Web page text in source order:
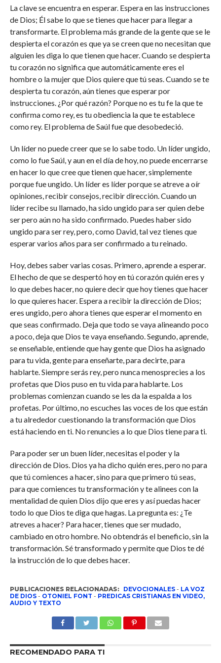
La clave se encuentra en esperar. Espera en las instrucciones
de Dios; Él sabe lo que se tienes que hacer para llegar a
transformarte. El problema más grande de la gente que se le
despierta el corazón es que ya se creen que no necesitan que
alguien les diga lo que tienen que hacer. Cuando se despierta
tu corazón no significa que automáticamente eres el
hombre o la mujer que Dios quiere que tú seas. Cuando se te
despierta tu corazón, aún tienes que esperar por
instrucciones. ¿Por qué razón? Porque no es tu fe la que te
confirma como rey, es tu obediencia la que te establece
como rey. El problema de Saúl fue que desobedeció.
Un líder no puede creer que se lo sabe todo. Un líder ungido,
como lo fue Saúl, y aun en el día de hoy, no puede encerrarse
en hacer lo que cree que tienen que hacer, simplemente
porque fue ungido. Un líder es líder porque se atreve a oír
opiniones, recibir consejos, recibir dirección. Cuando un
líder recibe su llamado, ha sido ungido para ser quien debe
ser pero aún no ha sido confirmado. Puedes haber sido
ungido para ser rey, pero, como David, tal vez tienes que
esperar varios años para ser confirmado a tu reinado.
Hoy, debes saber varias cosas. Primero, aprende a esperar.
El hecho de que se despertó hoy en tú corazón quién eres y
lo que debes hacer, no quiere decir que hoy tienes que hacer
lo que quieres hacer. Espera a recibir la dirección de Dios;
eres ungido, pero ahora tienes que esperar el momento en
que seas confirmado. Deja que todo se vaya alineando poco
a poco, deja que Dios te vaya enseñando. Segundo, aprende,
se enseñable, entiende que hay gente que Dios ha asignado
para tu vida, gente para enseñarte, para decirte, para
hablarte. Siempre serás rey, pero nunca menosprecies a los
profetas que Dios puso en tu vida para hablarte. Los
problemas comienzan cuando se les da la espalda a los
profetas. Por último, no escuches las voces de los que están
a tu alrededor cuestionando la transformación que Dios
está haciendo en ti. No renuncies a lo que Dios tiene para ti.
Para poder ser un buen líder, necesitas el poder y la
dirección de Dios. Dios ya ha dicho quién eres, pero no para
que tú comiences a hacer, sino para que primero tú seas,
para que comiences tu transformación y te alinees con la
mentalidad de quien Dios dijo que eres y así puedas hacer
todo lo que Dios te diga que hagas. La pregunta es: ¿Te
atreves a hacer? Para hacer, tienes que ser mudado,
cambiado en otro hombre. No obtendrás el beneficio, sin la
transformación. Sé transformado y permite que Dios te dé
la instrucción de lo que debes hacer.
PUBLICACIONES RELACIONADAS: DEVOCIONALES- LA VOZ
DE DIOS- OTONIEL FONT - PREDICAS CRISTIANAS EN VIDEO,
AUDIO Y TEXTO
RECOMENDADO PARA TI